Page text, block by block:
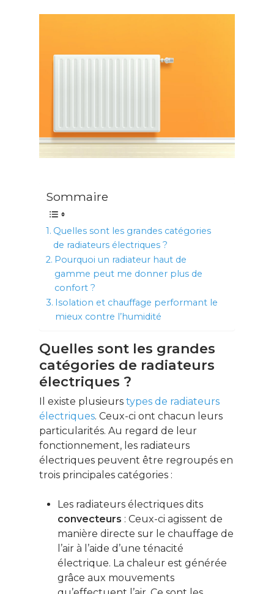
Sommaire
Quelles sont les grandes catégories
de radiateurs électriques ?
Pourquoi un radiateur haut de
gamme peut me donner plus de
confort ?
Isolation et chauffage performant le
mieux contre l’humidité
Quelles sont les grandes
catégories de radiateurs
électriques ?
Il existe plusieurs types de radiateurs
électriques. Ceux-ci ont chacun leurs
particularités. Au regard de leur
fonctionnement, les radiateurs
électriques peuvent être regroupés en
trois principales catégories :
Les radiateurs électriques dits
convecteurs : Ceux-ci agissent de
manière directe sur le chauffage de
l’air à l’aide d’une ténacité
électrique. La chaleur est générée
grâce aux mouvements